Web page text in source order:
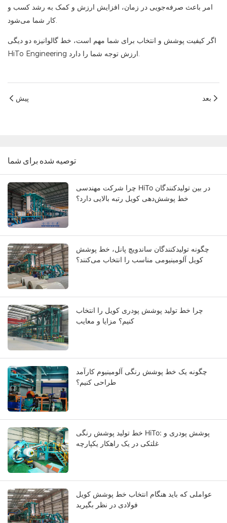
امر باعث صرفه‌جویی در زمان، افزایش ارزش و کمک به رشد کسب و
کار شما می‌شود.
اگر کیفیت پوشش و انتخاب برای شما مهم است، خط گالوانیزه دو دیگی
HiTo Engineering
ارزش توجه شما را دارد.
پیش بعد
توصیه شده برای شما
چرا شرکت مهندسی HiTo در بین تولیدکنندگان
خط پوشش‌دهی کویل رتبه بالایی دارد؟
چگونه تولیدکنندگان ساندویچ پانل، خط پوشش
کویل آلومینیومی مناسب را انتخاب می‌کنند؟
چرا خط تولید پوشش پودری کویل را انتخاب
کنیم؟ مزایا و معایب
چگونه یک خط پوشش رنگی آلومینیوم کارآمد
طراحی کنیم؟
خط تولید پوشش رنگی HiTo: پوشش پودری و
غلتکی در یک راهکار یکپارچه
عواملی که باید هنگام انتخاب خط پوشش کویل
فولادی در نظر بگیرید